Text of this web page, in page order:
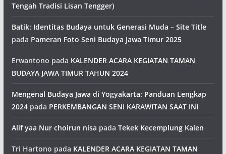
Tengah Tradisi Lisan Tengger)
Batik: Identitas Budaya untuk Generasi Muda – Site Title
pada Pameran Foto Seni Budaya Jawa Timur 2025
Erwantono pada KALENDER ACARA KEGIATAN TAMAN
BUDAYA JAWA TIMUR TAHUN 2024
Mengenal Budaya Jawa di Yogyakarta: Panduan Lengkap
2024pada PERKEMBANGAN SENI KARAWITAN SAAT INI
Alif yaa Nur choirun nisa pada Tekek Kecemplung Kalen
Tri Hartono pada KALENDER ACARA KEGIATAN TAMAN